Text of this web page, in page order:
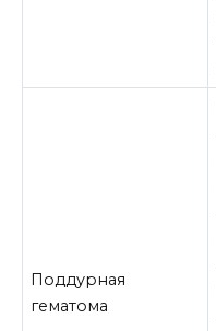
Поддурная
гематома